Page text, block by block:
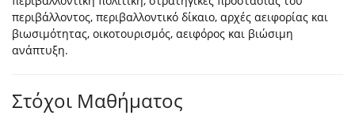
περιβάλλοντος, περιβαλλοντικό δίκαιο, αρχές αειφορίας και
βιωσιμότητας, οικοτουρισμός, αειφόρος και βιώσιμη
ανάπτυξη.
Στόχοι Μαθήματος